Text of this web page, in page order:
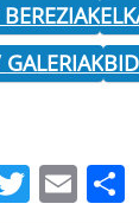
Twitter